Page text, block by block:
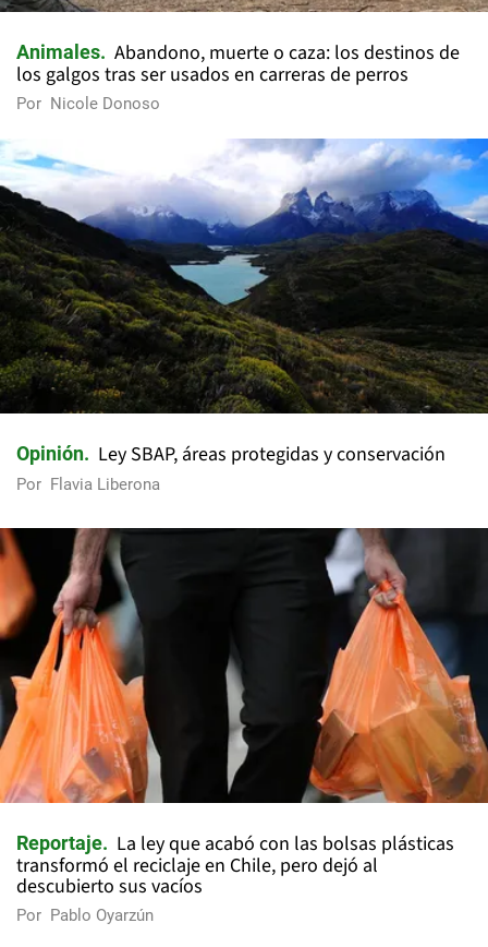
Animales
Abandono, muerte o caza: los destinos de
los galgos tras ser usados en carreras de perros
Por Nicole Donoso
Opinión Ley SBAP, áreas protegidas y conservación
Por Flavia Liberona
Reportaje
La ley que acabó con las bolsas plásticas
transformó el reciclaje en Chile, pero dejó al
descubierto sus vacíos
Por Pablo Oyarzún